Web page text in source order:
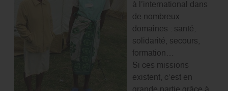
à l’international dans
de nombreux
domaines : santé,
solidarité, secours,
formation…
Si ces missions
existent, c’est en